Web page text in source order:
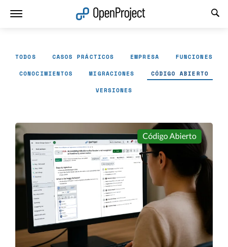
TODOS CASOS PRÁCTICOS EMPRESA FUNCIONES
CONOCIMIENTOS MIGRACIONES CÓDIGO ABIERTO
VERSIONES
Código Abierto
Abrir vínculo en un nuevo panel